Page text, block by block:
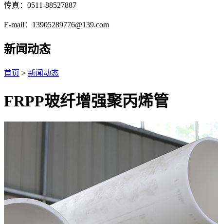
传真：0511-88527887
E-mail：13905289776@139.com
新闻动态
首页 > 新闻动态
FRPP玻纤增强聚丙烯管